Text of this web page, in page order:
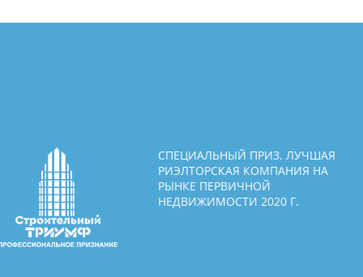
СПЕЦИАЛЬНЫЙ ПРИЗ. ЛУЧШАЯ
РИЭЛТОРСКАЯ КОМПАНИЯ НА
РЫНКЕ ПЕРВИЧНОЙ
НЕДВИЖИМОСТИ 2020 Г.